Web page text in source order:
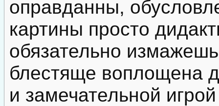
оправданны,
картины просто
обязательно
блестяще воплощена
и замечательной